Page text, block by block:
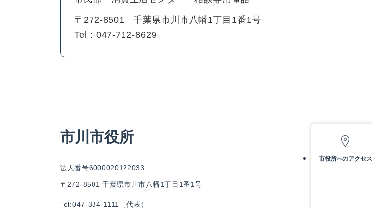
〒272-8501
千葉県市川市八幡1丁目1番1号
Tel：047-712-8629
市川市役所
法人番号6000020122033
〒272-8501 千葉県市川市八幡1丁目1番1号
Tel:047-334-1111（代表）
市役所へのアクセス